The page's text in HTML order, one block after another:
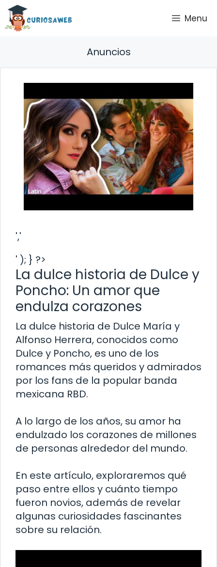
Saltar
contenido
Menu
Anuncios
','
' ); } ?>
La dulce historia de Dulce y
Poncho: Un amor que
endulza corazones
La dulce historia de Dulce María y
Alfonso Herrera, conocidos como
Dulce y Poncho, es uno de los
romances más queridos y admirados
por los fans de la popular banda
mexicana RBD.
A lo largo de los años, su amor ha
endulzado los corazones de millones
de personas alrededor del mundo.
En este artículo, exploraremos qué
paso entre ellos y cuánto tiempo
fueron novios, además de revelar
algunas curiosidades fascinantes
sobre su relación.